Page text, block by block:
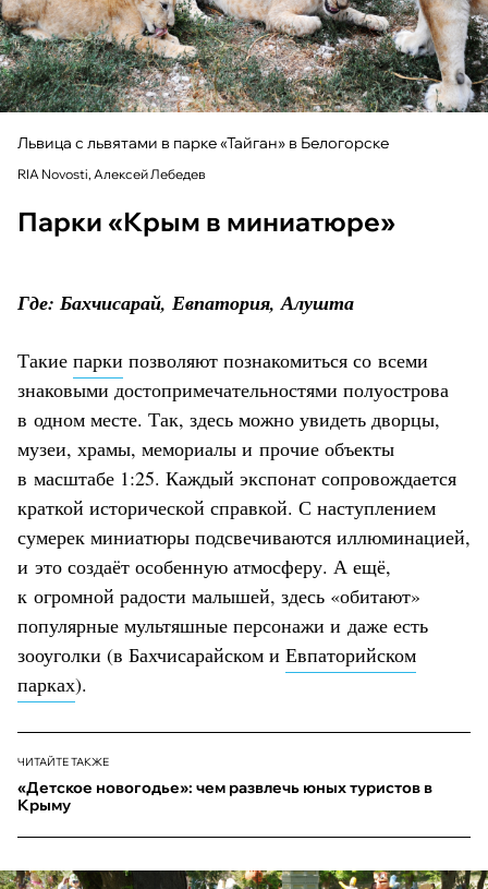
Львица с львятами в парке «Тайган» в Белогорске
RIA Novosti, Алексей Лебедев
Парки «Крым в миниатюре»
Где: Бахчисарай, Евпатория, Алушта
Такие парки позволяют познакомиться со всеми
знаковыми достопримечательностями полуострова
в одном месте. Так, здесь можно увидеть дворцы,
музеи, храмы, мемориалы и прочие объекты
в масштабе 1:25. Каждый экспонат сопровождается
краткой исторической справкой. С наступлением
сумерек миниатюры подсвечиваются иллюминацией,
и это создаёт особенную атмосферу. А ещё,
к огромной радости малышей, здесь «обитают»
популярные мультяшные персонажи и даже есть
зооуголки (в Бахчисарайском и Евпаторийском
парках).
ЧИТАЙТЕ ТАКЖЕ
«Детское новогодье»: чем развлечь юных туристов в
Крыму